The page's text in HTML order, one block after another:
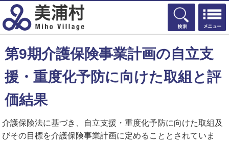
検索
第9期介護保険事業計画の自立支
援・重度化予防に向けた取組と評
価結果
介護保険法に基づき、自立支援・重度化予防に向けた取組及
びその目標を介護保険事業計画に定めることとされていま